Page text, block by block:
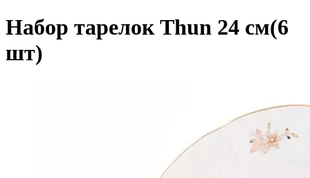
Набор тарелок Thun 24 см(6
шт)